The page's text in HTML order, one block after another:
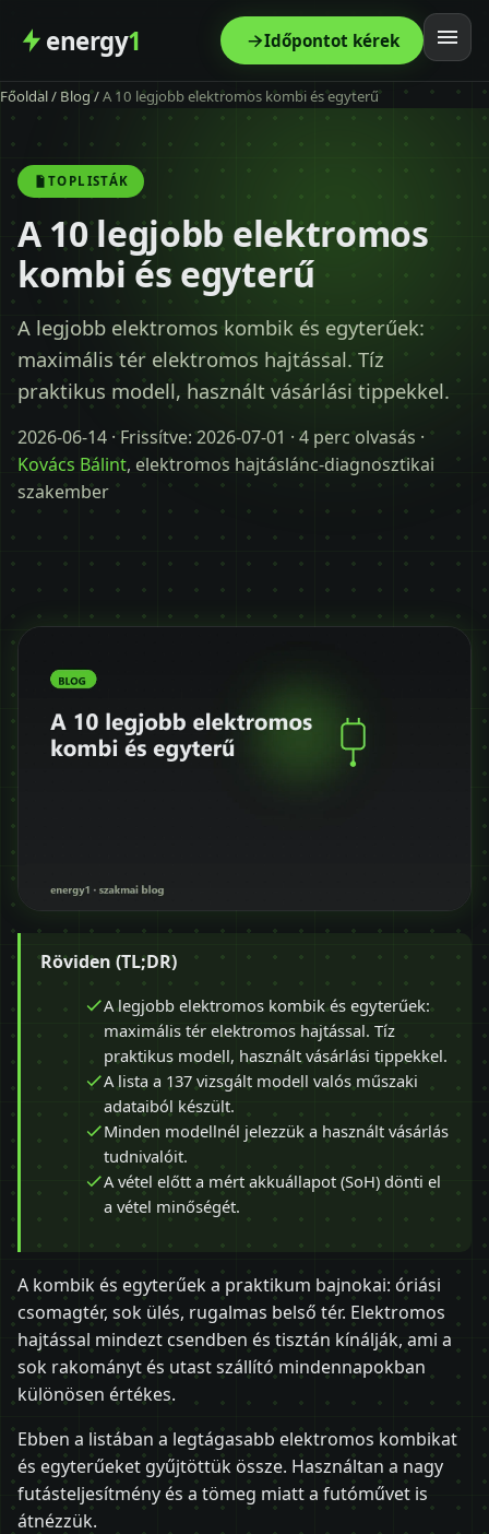
energy1 Időpontot kérek
Főoldal
Szolgáltatás
Árak
Modellek
Kapcsolat
+36 30 680 7511
Főoldal/ Blog/A 10 legjobb elektromos kombi és egyterű
TOPLISTÁK
A 10 legjobb elektromos
kombi és egyterű
A legjobb elektromos kombik és egyterűek:
maximális tér elektromos hajtással. Tíz
praktikus modell, használt vásárlási tippekkel.
2026-06-14 · Frissítve:2026-07-01 · 4 perc olvasás ·
Kovács Bálint, elektromos hajtáslánc-diagnosztikai
szakember
Röviden (TL;DR)
A legjobb elektromos kombik és egyterűek:
maximális tér elektromos hajtással. Tíz
praktikus modell, használt vásárlási tippekkel.
A lista a 137 vizsgált modell valós műszaki
adataiból készült.
Minden modellnél jelezzük a használt vásárlás
tudnivalóit.
A vétel előtt a mért akkuállapot (SoH) dönti el
a vétel minőségét.
A kombik és egyterűek a praktikum bajnokai: óriási
csomagtér, sok ülés, rugalmas belső tér. Elektromos
hajtással mindezt csendben és tisztán kínálják, ami a
sok rakományt és utast szállító mindennapokban
különösen értékes.
Ebben a listában a legtágasabb elektromos kombikat
és egyterűeket gyűjtöttük össze. Használtan a nagy
futásteljesítmény és a tömeg miatt a futóművet is
átnézzük.